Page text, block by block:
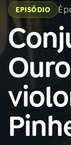
Buscar
na
Rádio
Nacional
01INÍCIO
02A RÁDIO
Rádio
Nacional
EPISÓDIO